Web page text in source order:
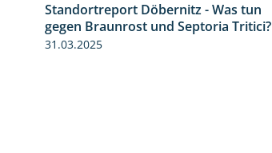
3:36
Standortreport Döbernitz - Was tun
gegen Braunrost und Septoria Tritici?
31.03.2025